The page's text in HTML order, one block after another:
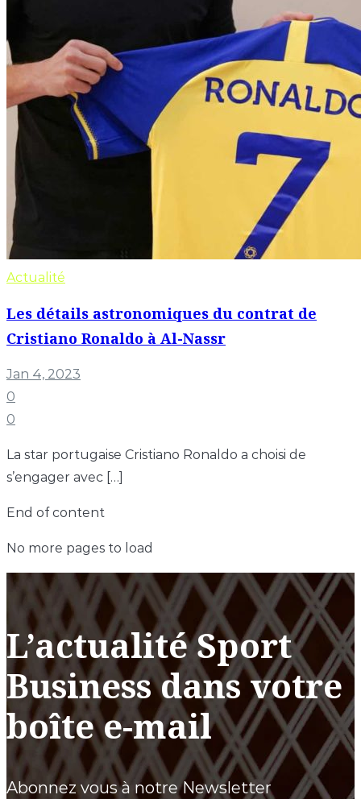
Actualité
Les détails astronomiques du contrat de
Cristiano Ronaldo à Al-Nassr
Jan 4, 2023
0
0
La star portugaise Cristiano Ronaldo a choisi de
s’engager avec […]
End of content
No more pages to load
L’actualité Sport
Business dans votre
boîte e-mail
Abonnez vous à notre Newsletter